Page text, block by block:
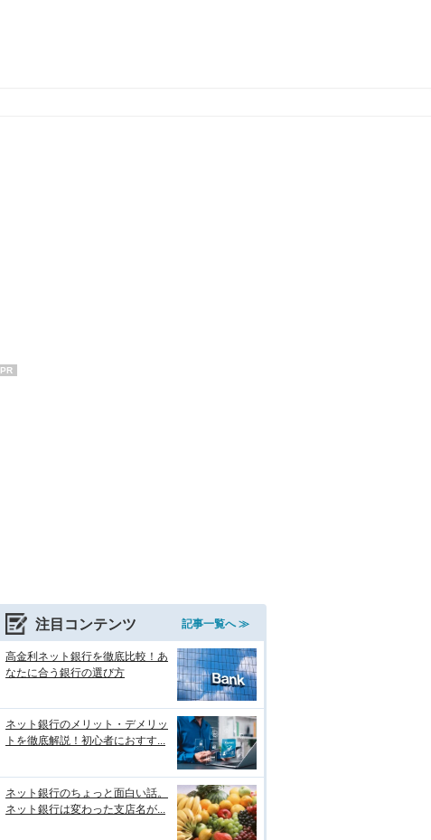
PR
注目コンテンツ 記事一覧へ ≫
高金利ネット銀行を徹底比較！あ
なたに合う銀行の選び方
ネット銀行のメリット・デメリッ
トを徹底解説！初心者におすす...
ネット銀行のちょっと面白い話。
ネット銀行は変わった支店名が...